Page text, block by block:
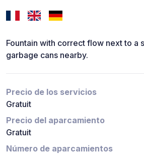
Fountain with correct flow next to a
garbage cans nearby.
Precio de los servicios
Gratuit
Precio del aparcamiento
Gratuit
Número de aparcamientos